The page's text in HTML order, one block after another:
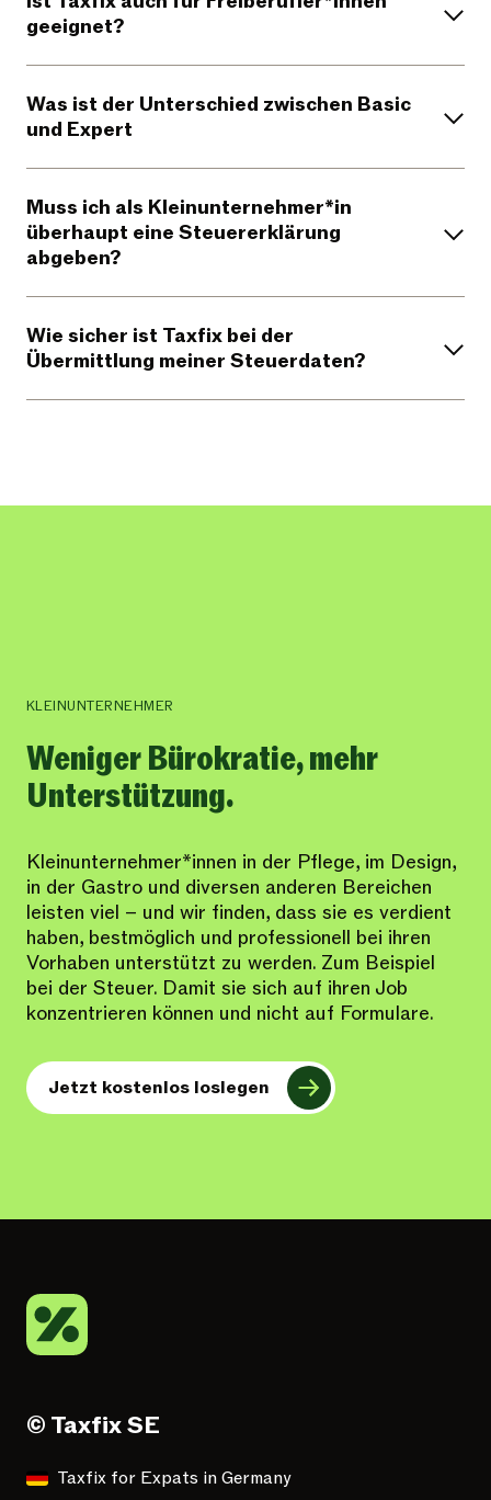
geeignet?
Was ist der Unterschied zwischen Basic
und Expert
Muss ich als Kleinunternehmer*in
überhaupt eine Steuererklärung
abgeben?
Wie sicher ist Taxfix bei der
Übermittlung meiner Steuerdaten?
KLEINUNTERNEHMER
Weniger Bürokratie, mehr
Unterstützung.
Kleinunternehmer*innen in der Pflege, im Design,
in der Gastro und diversen anderen Bereichen
leisten viel – und wir finden, dass sie es verdient
haben, bestmöglich und professionell bei ihren
Vorhaben unterstützt zu werden. Zum Beispiel
bei der Steuer. Damit sie sich auf ihren Job
konzentrieren können und nicht auf Formulare.
Jetzt kostenlos loslegen
© Taxfix SE
Taxfix for Expats in Germany